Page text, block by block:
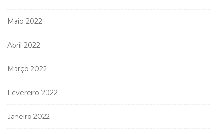
Maio 2022
Abril 2022
Março 2022
Fevereiro 2022
Janeiro 2022